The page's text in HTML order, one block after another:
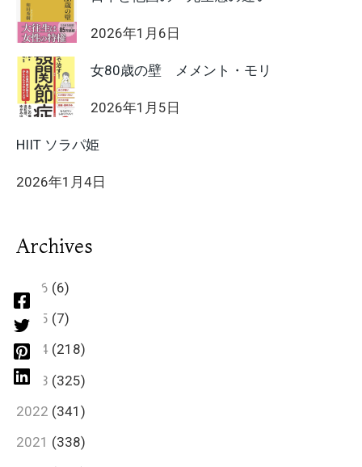
2026年1月6日
女80歳の壁 メメント・モリ
2026年1月5日
HIIT ソラパ姫
2026年1月4日
Archives
2026 (6)
2025 (7)
2024 (218)
2023 (325)
2022 (341)
2021 (338)